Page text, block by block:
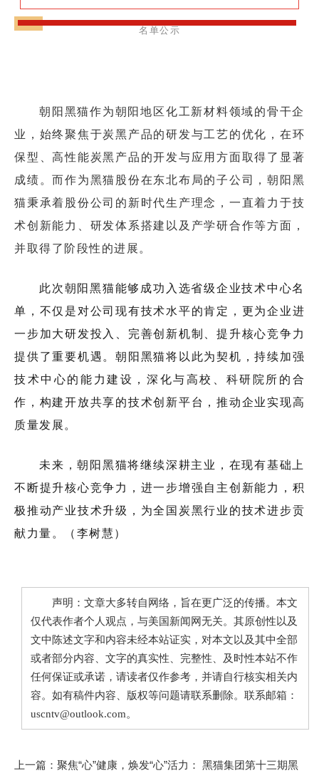
名单公示
朝阳黑猫作为朝阳地区化工新材料领域的骨干企
业，始终聚焦于炭黑产品的研发与工艺的优化，在环
保型、高性能炭黑产品的开发与应用方面取得了显著
成绩。而作为黑猫股份在东北布局的子公司，朝阳黑
猫秉承着股份公司的新时代生产理念，一直着力于技
术创新能力、研发体系搭建以及产学研合作等方面，
并取得了阶段性的进展。
此次朝阳黑猫能够成功入选省级企业技术中心名
单，不仅是对公司现有技术水平的肯定，更为企业进
一步加大研发投入、完善创新机制、提升核心竞争力
提供了重要机遇。朝阳黑猫将以此为契机，持续加强
技术中心的能力建设，深化与高校、科研院所的合
作，构建开放共享的技术创新平台，推动企业实现高
质量发展。
未来，朝阳黑猫将继续深耕主业，在现有基础上
不断提升核心竞争力，进一步增强自主创新能力，积
极推动产业技术升级，为全国炭黑行业的技术进步贡
献力量。（李树慧）
声明：文章大多转自网络，旨在更广泛的传播。本文
仅代表作者个人观点，与美国新闻网无关。其原创性以及
文中陈述文字和内容未经本站证实，对本文以及其中全部
或者部分内容、文字的真实性、完整性、及时性本站不作
任何保证或承诺，请读者仅作参考，并请自行核实相关内
容。如有稿件内容、版权等问题请联系删除。联系邮箱：
uscntv@outlook.com。
上一篇： 聚焦“心”健康，焕发“心”活力： 黑猫集团第十三期黑